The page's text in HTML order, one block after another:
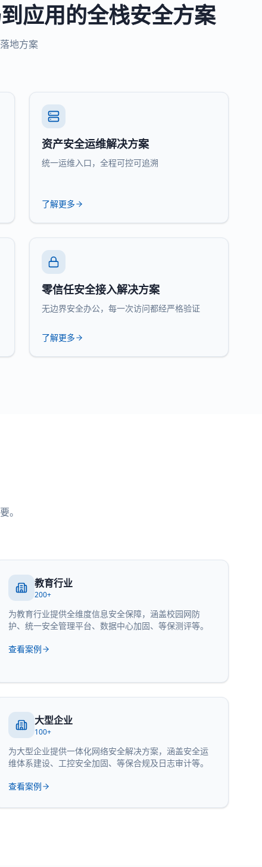
应用的全栈安全方案
地方案
资产安全运维解决方案
统一运维入口，全程可控可追溯
了解更多
零信任安全接入解决方案
无边界安全办公，每一次访问都经严格验证
了解更多
。
教育行业
200+
为教育行业提供全维度信息安全保障，涵盖校园网防
护、统一安全管理平台、数据中心加固、等保测评等。
查看案例
大型企业
100+
为大型企业提供一体化网络安全解决方案，涵盖安全运
维体系建设、工控安全加固、等保合规及日志审计等。
查看案例